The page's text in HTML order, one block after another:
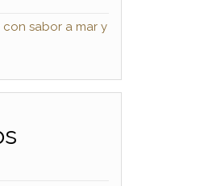
con sabor a mar y